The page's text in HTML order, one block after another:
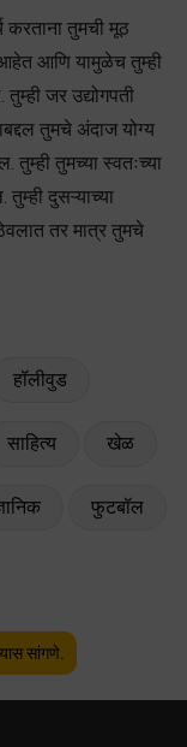
करताना तुमची मूठ
आणि यामुळेच तुम्ही
जर उद्योगपती
तुमचे अंदाज योग्य
तुमच्या स्वतःच्या
दुसऱ्याच्या
तर मात्र तुमचे
हॉलीवुड
साहित्य खेळ
फुटबॉल
सांगणे.